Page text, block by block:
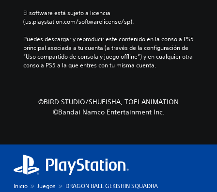
El software está sujeto a licencia
(us.playstation.com/softwarelicense/sp).
Puedes descargar y reproducir este contenido en la consola PS5
principal asociada a tu cuenta (a través de la configuración de
“Uso compartido de consola y juego offline”) y en cualquier otra
consola PS5 a la que entres con tu misma cuenta.
©BIRD STUDIO/SHUEISHA, TOEI ANIMATION
©Bandai Namco Entertainment Inc.
Inicio Juegos DRAGON BALL GEKISHIN SQUADRA